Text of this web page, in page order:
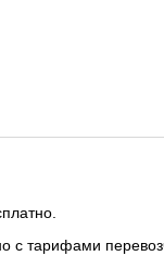
с тарифами